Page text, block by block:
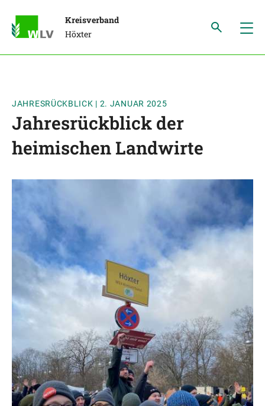
Kreisverband
Höxter
JAHRESRÜCKBLICK | 2. JANUAR 2025
Jahresrückblick der
heimischen Landwirte